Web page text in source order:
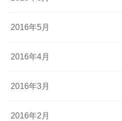
2016年5月
2016年4月
2016年3月
2016年2月